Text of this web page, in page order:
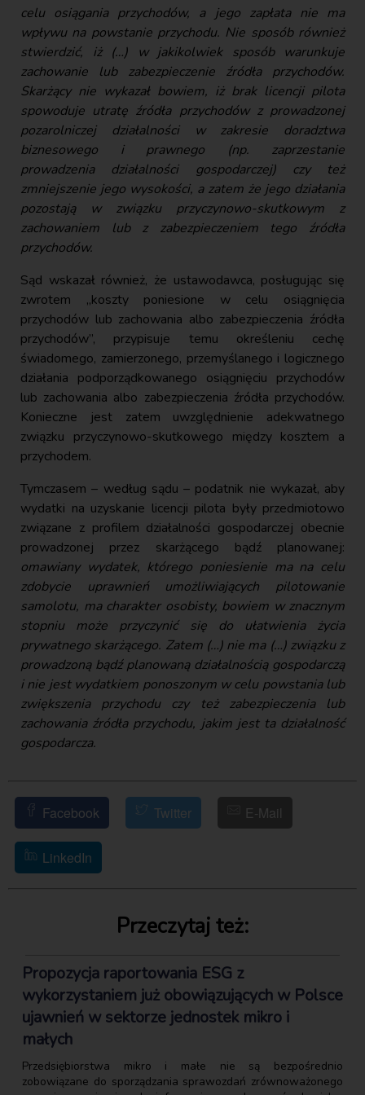
celu osiągania przychodów, a jego zapłata nie ma
wpływu na powstanie przychodu. Nie sposób również
stwierdzić, iż (…) w jakikolwiek sposób warunkuje
zachowanie lub zabezpieczenie źródła przychodów.
Skarżący nie wykazał bowiem, iż brak licencji pilota
spowoduje utratę źródła przychodów z prowadzonej
pozarolniczej działalności w zakresie doradztwa
biznesowego i prawnego (np. zaprzestanie
prowadzenia działalności gospodarczej) czy też
zmniejszenie jego wysokości, a zatem że jego działania
pozostają w związku przyczynowo-skutkowym z
zachowaniem lub z zabezpieczeniem tego źródła
przychodów.
Sąd wskazał również, że ustawodawca, posługując się
zwrotem „koszty poniesione w celu osiągnięcia
przychodów lub zachowania albo zabezpieczenia źródła
przychodów”, przypisuje temu określeniu cechę
świadomego, zamierzonego, przemyślanego i logicznego
działania podporządkowanego osiągnięciu przychodów
lub zachowania albo zabezpieczenia źródła przychodów.
Konieczne jest zatem uwzględnienie adekwatnego
związku przyczynowo-skutkowego między kosztem a
przychodem.
Tymczasem – według sądu – podatnik nie wykazał, aby
wydatki na uzyskanie licencji pilota były przedmiotowo
związane z profilem działalności gospodarczej obecnie
prowadzonej przez skarżącego bądź planowanej:
omawiany wydatek, którego poniesienie ma na celu
zdobycie uprawnień umożliwiających pilotowanie
samolotu, ma charakter osobisty, bowiem w znacznym
stopniu może przyczynić się do ułatwienia życia
prywatnego skarżącego. Zatem (…) nie ma (…) związku z
prowadzoną bądź planowaną działalnością gospodarczą
i nie jest wydatkiem ponoszonym w celu powstania lub
zwiększenia przychodu czy też zabezpieczenia lub
zachowania źródła przychodu, jakim jest ta działalność
gospodarcza.
Facebook Twitter E-Mail
LinkedIn
Przeczytaj też:
Propozycja raportowania ESG z
wykorzystaniem już obowiązujących w Polsce
ujawnień w sektorze jednostek mikro i
małych
Przedsiębiorstwa mikro i małe nie są bezpośrednio
zobowiązane do sporządzania sprawozdań zrównoważonego